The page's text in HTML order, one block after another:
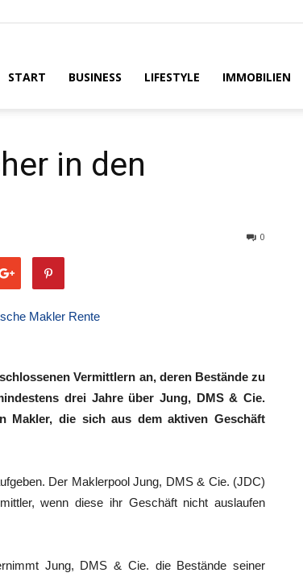
START BUSINESS LIFESTYLE IMMOBILIEN
in den
0
Vermittlern an, deren Bestände zu
drei Jahre über Jung, DMS & Cie.
Makler, die sich aus dem aktiven Geschäft
Der Maklerpool Jung, DMS & Cie. (JDC)
wenn diese ihr Geschäft nicht auslaufen
Jung, DMS & Cie. die Bestände seiner